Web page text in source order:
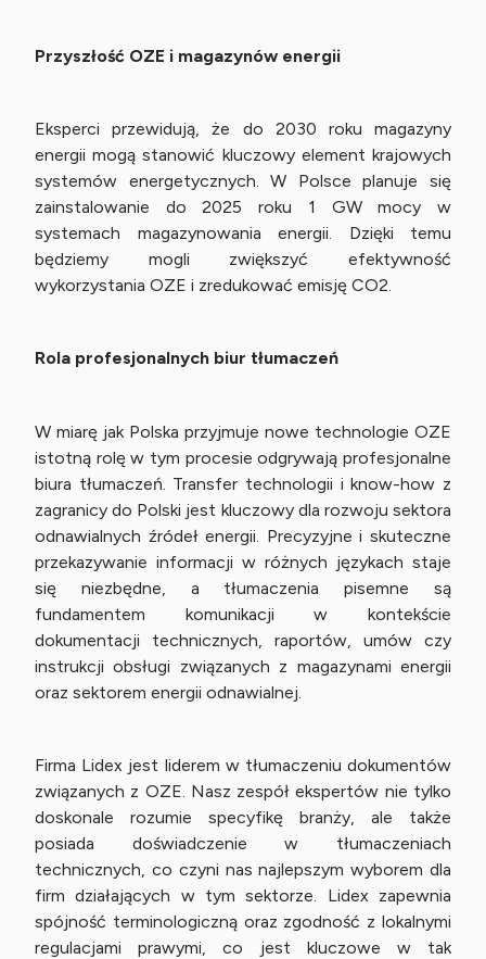
Przyszłość OZE i magazynów energii
Eksperci przewidują, że do 2030 roku magazyny
energii mogą stanowić kluczowy element krajowych
systemów energetycznych. W Polsce planuje się
zainstalowanie do 2025 roku 1 GW mocy w
systemach magazynowania energii. Dzięki temu
będziemy mogli zwiększyć efektywność
wykorzystania OZE i zredukować emisję CO2.
Rola profesjonalnych biur tłumaczeń
W miarę jak Polska przyjmuje nowe technologie OZE
istotną rolę w tym procesie odgrywają profesjonalne
biura tłumaczeń. Transfer technologii i know-how z
zagranicy do Polski jest kluczowy dla rozwoju sektora
odnawialnych źródeł energii. Precyzyjne i skuteczne
przekazywanie informacji w różnych językach staje
się niezbędne, a tłumaczenia pisemne są
fundamentem komunikacji w kontekście
dokumentacji technicznych, raportów, umów czy
instrukcji obsługi związanych z magazynami energii
oraz sektorem energii odnawialnej.
Firma Lidex jest liderem w tłumaczeniu dokumentów
związanych z OZE. Nasz zespół ekspertów nie tylko
doskonale rozumie specyfikę branży, ale także
posiada doświadczenie w tłumaczeniach
technicznych, co czyni nas najlepszym wyborem dla
firm działających w tym sektorze. Lidex zapewnia
spójność terminologiczną oraz zgodność z lokalnymi
regulacjami prawymi, co jest kluczowe w tak